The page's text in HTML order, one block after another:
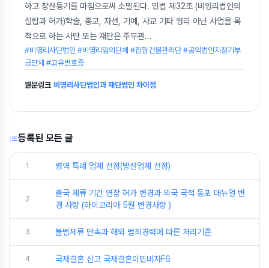
하고 창산등기를 마침으로써 소멸된다. 민법 제32조 (비영리법인의
설립과 허가)학술, 종교, 자선, 기예, 사교 기타 영리 아닌 사업을 목
적으로 하는 사단 또는 재단은 주무관...
#비영리사단법인 #비영리임의단체 #집합건물관리단 #공익법인지정기부
금단체 #고유번호증
원문링크 비영리사단법인과 재단법인 차이점
등록된 모든 글
1 병역 특례 업체 선정(방산업체 선정)
2
출국 체류 기간 연장 허가 변경과 외국 국적 동포 매뉴얼 변
경 사항 (하이코리아 5월 변경사항 )
3 불법체류 단속과 해외 범죄경력에 따른 처리기준
4 국제결혼 신고 국제결혼이민비자F6